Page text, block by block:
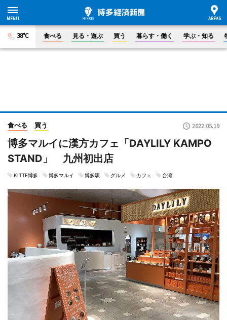
38°C 食べる 見る・遊ぶ 買う 暮らす・働く 学ぶ・知る
食べる 買う 2022.05.19
博多マルイに漢方カフェ「DAYLILY KAMPO
STAND」 九州初出店
KITTE博多 博多マルイ 博多駅 グルメ カフェ 台湾